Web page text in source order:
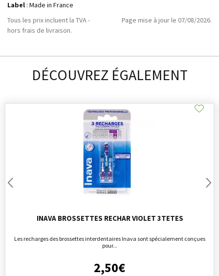
Label : Made in France
Tous les prix incluent la TVA -
hors frais de livraison.
Page mise à jour le 07/08/2026.
DÉCOUVREZ ÉGALEMENT
INAVA BROSSETTES RECHAR VIOLET 3TETES
Les recharges des brossettes interdentaires Inava sont spécialement conçues
pour...
2,50€